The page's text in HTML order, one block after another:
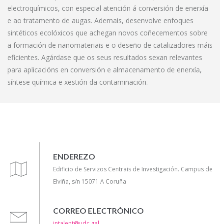
electroquímicos, con especial atención á conversión de enerxía
e ao tratamento de augas. Ademais, desenvolve enfoques
sintéticos ecolóxicos que achegan novos coñecementos sobre
a formación de nanomateriais e o deseño de catalizadores máis
eficientes. Agárdase que os seus resultados sexan relevantes
para aplicacións en conversión e almacenamento de enerxía,
síntese química e xestión da contaminación.
ENDEREZO
Edificio de Servizos Centrais de Investigación. Campus de
Elviña, s/n 15071 A Coruña
CORREO ELECTRÓNICO